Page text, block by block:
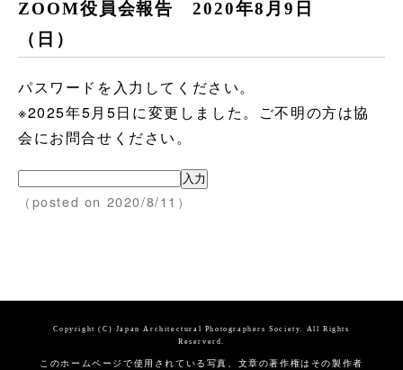
ZOOM役員会報告 2020年8月9日
（日）
パスワードを入力してください。
※2025年5月5日に変更しました。ご不明の方は協
会にお問合せください。
（posted on 2020/8/11）
Copyright (C) Japan Architectural Photographers Society. All Rights
Reserverd.
このホームページで使用されている写真、文章の著作権はその製作者